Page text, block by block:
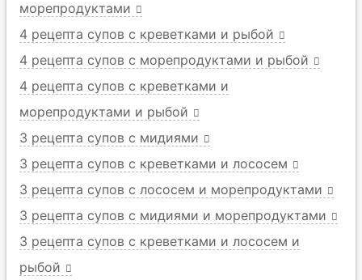
морепродуктами
4 рецепта супов с креветками и рыбой
4 рецепта супов с морепродуктами и рыбой
4 рецепта супов с креветками и
морепродуктами и рыбой
3 рецепта супов с мидиями
3 рецепта супов с креветками и лососем
3 рецепта супов с лососем и морепродуктами
3 рецепта супов с мидиями и морепродуктами
3 рецепта супов с креветками и лососем и
рыбой